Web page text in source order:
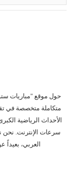
حول موقع "مباريات
متكاملة متخصصة في
سرعات الإنترنت. نحن
العربي، بعيداً